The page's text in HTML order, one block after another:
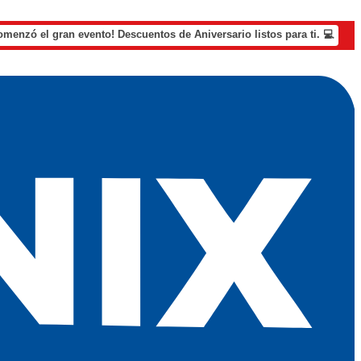
el gran evento! Descuentos de Aniversario listos para ti. 💻